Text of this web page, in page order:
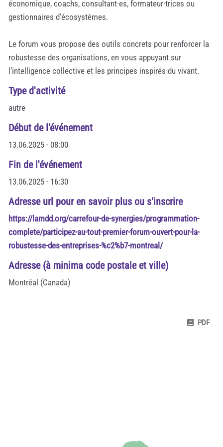
économique, coachs, consultant·es, formateur·trices ou
gestionnaires d’écosystèmes.
Le forum vous propose des outils concrets pour renforcer la
robustesse des organisations, en vous appuyant sur
l’intelligence collective et les principes inspirés du vivant.
Type d'activité
autre
Début de l'événement
13.06.2025 - 08:00
Fin de l'événement
13.06.2025 - 16:30
Adresse url pour en savoir plus ou s'inscrire
https://lamdd.org/carrefour-de-synergies/programmation-
complete/participez-au-tout-premier-forum-ouvert-pour-la-
robustesse-des-entreprises-%c2%b7-montreal/
Adresse (à minima code postale et ville)
Montréal (Canada)
PDF